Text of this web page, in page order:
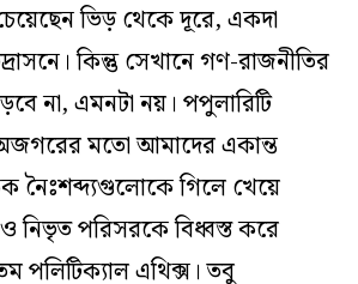
ভিড় থেকে দূরে, একদা
কিন্তু সেখানে গণ-রাজনীতির
না, এমনটা নয়। পপুলারিটি
মতো আমাদের একান্ত
গিলে খেয়ে
নিভৃত পরিসরকে বিধ্বস্ত করে
পলিটিক্যাল এথিক্স। তবু